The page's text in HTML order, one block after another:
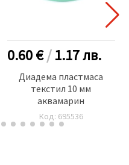
0.60 €/1.17лв.
Диадема пластмаса
текстил 10 мм
аквамарин
Код: 695536